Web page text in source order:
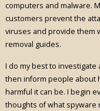
computers and malware.
customers prevent the
viruses and provide them
removal guides.
I do my best to investigate
then inform people about
harmful it can be. I begin
thoughts of what spyware